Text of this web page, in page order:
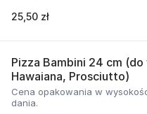
25,50 zł
Pizza Bambini 24 cm
Hawaiana, Prosciutto)
Cena opakowania w
dania.